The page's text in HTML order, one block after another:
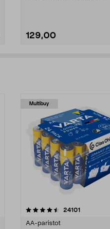
129,00
Multibuy
24101
AA-paristot
4.5viidestä